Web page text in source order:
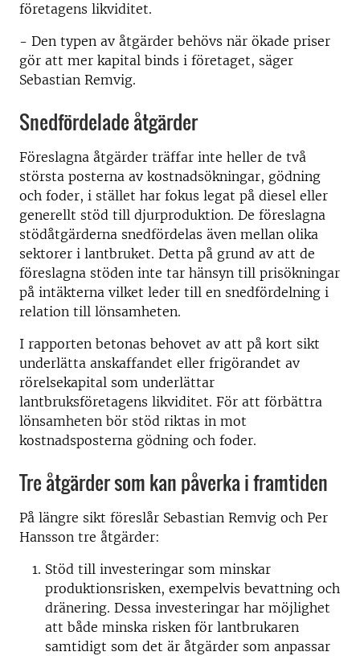
företagens likviditet.
- Den typen av åtgärder behövs när ökade priser
gör att mer kapital binds i företaget, säger
Sebastian Remvig.
Snedfördelade åtgärder
Föreslagna åtgärder träffar inte heller de två
största posterna av kostnadsökningar, gödning
och foder, i stället har fokus legat på diesel eller
generellt stöd till djurproduktion. De föreslagna
stödåtgärderna snedfördelas även mellan olika
sektorer i lantbruket. Detta på grund av att de
föreslagna stöden inte tar hänsyn till prisökningar
på intäkterna vilket leder till en snedfördelning i
relation till lönsamheten.
I rapporten betonas behovet av att på kort sikt
underlätta anskaffandet eller frigörandet av
rörelsekapital som underlättar
lantbruksföretagens likviditet. För att förbättra
lönsamheten bör stöd riktas in mot
kostnadsposterna gödning och foder.
Tre åtgärder som kan påverka i framtiden
På längre sikt föreslår Sebastian Remvig och Per
Hansson tre åtgärder:
Stöd till investeringar som minskar
produktionsrisken, exempelvis bevattning och
dränering. Dessa investeringar har möjlighet
att både minska risken för lantbrukaren
samtidigt som det är åtgärder som anpassar